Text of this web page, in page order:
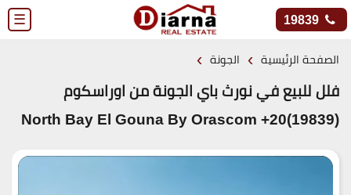
☰ 19839
الصفحة الرئيسية › الجونة ›
فلل للبيع في نورث باي الجونة من اوراسكوم
(19839)20+ North Bay El Gouna By Orascom